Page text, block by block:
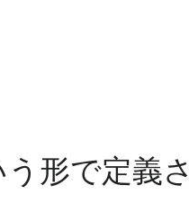
う形で定義